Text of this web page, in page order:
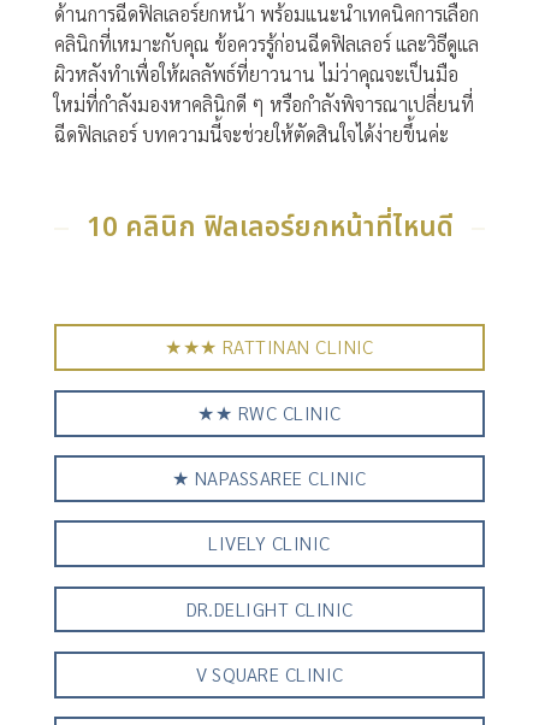
ด้านการฉีดฟิลเลอร์ยกหน้า พร้อมแนะนำเทคนิคการเลือก
คลินิกที่เหมาะกับคุณ ข้อควรรู้ก่อนฉีดฟิลเลอร์ และวิธีดูแล
ผิวหลังทำเพื่อให้ผลลัพธ์ที่ยาวนาน ไม่ว่าคุณจะเป็นมือ
ใหม่ที่กำลังมองหาคลินิกดี ๆ หรือกำลังพิจารณาเปลี่ยนที่
ฉีดฟิลเลอร์ บทความนี้จะช่วยให้ตัดสินใจได้ง่ายขึ้นค่ะ
10 คลินิก ฟิลเลอร์ยกหน้าที่ไหนดี
★★★ RATTINAN CLINIC
★★ RWC CLINIC
★ NAPASSAREE CLINIC
LIVELY CLINIC
DR.DELIGHT CLINIC
V SQUARE CLINIC